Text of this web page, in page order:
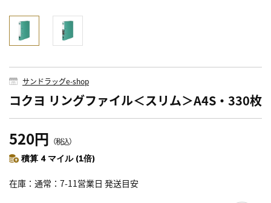
サンドラッグe-shop
コクヨ リングファイル＜スリム＞A4S・330枚
520円 （税込）
積算 4 マイル (1倍)
在庫 通常：7-11営業日 発送目安